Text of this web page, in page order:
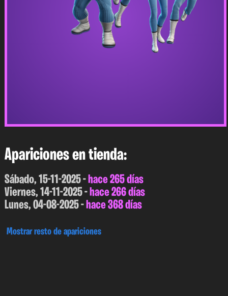
Apariciones en tienda:
Sábado, 15-11-2025 -hace 265 días
Viernes, 14-11-2025 -hace 266 días
Lunes, 04-08-2025 -hace 368 días
Mostrar resto de apariciones